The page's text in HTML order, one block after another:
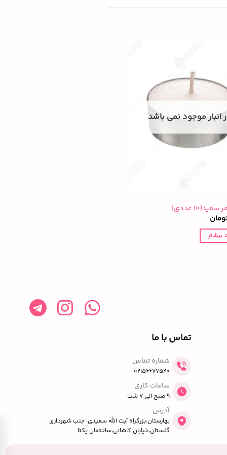
انبار موجود نمی باشد
عددی)
بیشتر
تماس با ما
شماره تماس
02156677520
ساعات کاری
9 صبح الی 7 شب
آدرس
بهارستان،بزرگراه آیت الله سعیدی، جنب شهرداری
گلستان،خیابان کاشانی،ساختمان یکتا